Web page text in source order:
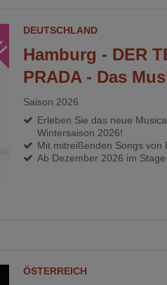
DEUTSCHLAND
Hamburg - DER
PRADA - Das
Saison 2026
Erleben Sie das neue
Wintersaison 2026!
Mit mitreißenden Songs von
Ab Dezember 2026 im
ÖSTERREICH